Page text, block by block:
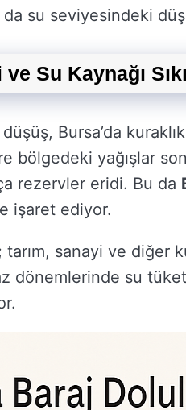
da su seviyesindeki
Su Kaynağı
Bursa’da
bölgedeki yağışlar
rezervler eridi. Bu da
işaret ediyor.
sanayi ve diğer
dönemlerinde su